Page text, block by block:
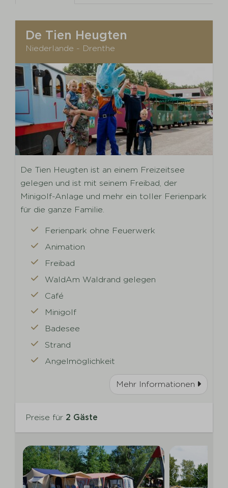
De Tien Heugten
Niederlande - Drenthe
De Tien Heugten ist an einem Freizeitsee
gelegen und ist mit seinem Freibad, der
Minigolf-Anlage und mehr ein toller Ferienpark
für die ganze Familie.
Ferienpark ohne Feuerwerk
Animation
Freibad
WaldAm Waldrand gelegen
Café
Minigolf
Badesee
Strand
Angelmöglichkeit
Mehr Informationen
Preise für 2 Gäste